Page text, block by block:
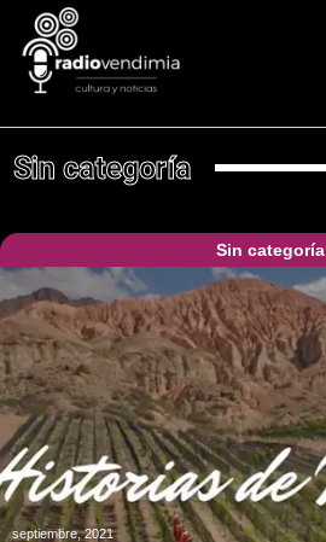
Sin categoría
Sin categoría
septiembre, 2021